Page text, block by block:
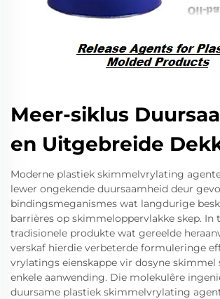
Meer-siklus
en Uitgebreide
Moderne plastiek skimmelvrylating
lewer ongekende duursaamheid deur
bindingsmeganismes wat langdurige
barrières op skimmeloppervlakke skep.
tradisionele produkte wat gereelde
verskaf hierdie verbeterde formuleringe
vrylatings eienskappe vir dosyne skimmel
enkele aanwending. Die molekulêre
duursame plastiek skimmelvrylating